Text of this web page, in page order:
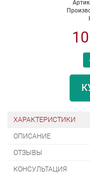
ХАРАКТЕРИСТИКИ
ОПИСАНИЕ
ОТЗЫВЫ
КОНСУЛЬТАЦИЯ